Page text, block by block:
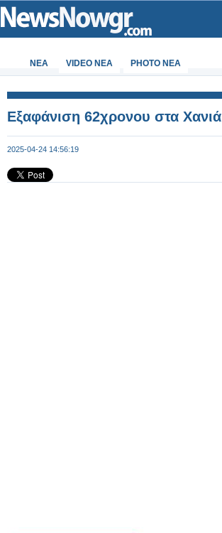
ΝΕΑ VIDEO NEA PHOTO NEA
Εξαφάνιση 62χρονου στα Χανιά
2025-04-24 14:56:19